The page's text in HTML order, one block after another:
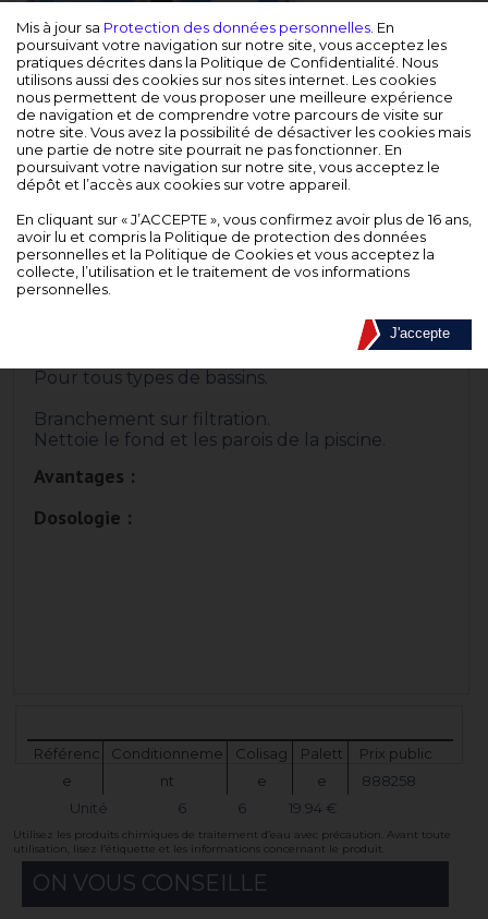
Mis à jour sa Protection des données personnelles . En
poursuivant votre navigation sur notre site, vous acceptez les
pratiques décrites dans la Politique de Confidentialité. Nous
utilisons aussi des cookies sur nos sites internet. Les cookies
nous permettent de vous proposer une meilleure expérience
de navigation et de comprendre votre parcours de visite sur
notre site. Vous avez la possibilité de désactiver les cookies mais
une partie de notre site pourrait ne pas fonctionner. En
poursuivant votre navigation sur notre site, vous acceptez le
dépôt et l’accès aux cookies sur votre appareil.
En cliquant sur « J’ACCEPTE », vous confirmez avoir plus de 16 ans,
avoir lu et compris la Politique de protection des données
personnelles et la Politique de Cookies et vous acceptez la
collecte, l’utilisation et le traitement de vos informations
personnelles.
J'accepte
Pour tous types de bassins.
Branchement sur filtration.
Nettoie le fond et les parois de la piscine.
Avantages :
Dosologie :
Référenc
e
Conditionneme
nt
Colisag
e
Palett
e
Prix public
888258
Unité
6 6 19.94 €
Utilisez les produits chimiques de traitement d’eau avec précaution. Avant toute
utilisation, lisez l’étiquette et les informations concernant le produit.
ON VOUS CONSEILLE